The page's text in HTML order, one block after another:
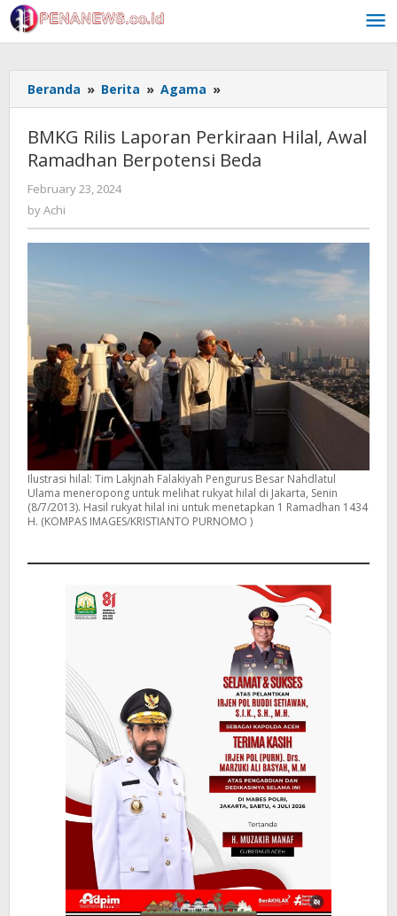
Skip
to
content
Beranda » Berita » Agama »
Rilis
Perkiraan
Hilal,
BMKG Rilis Laporan Perkiraan Hilal, Awal
Ramadhan Berpotensi Beda
February 23, 2024
byAchi
Ilustrasi hilal: Tim Lakjnah Falakiyah Pengurus Besar Nahdlatul
Ulama meneropong untuk melihat rukyat hilal di Jakarta, Senin
(8/7/2013). Hasil rukyat hilal ini untuk menetapkan 1 Ramadhan 1434
H. (KOMPAS IMAGES/KRISTIANTO PURNOMO )